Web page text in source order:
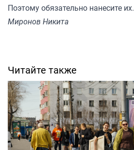
Поэтому обязательно нанесите их.
Миронов Никита
Читайте также